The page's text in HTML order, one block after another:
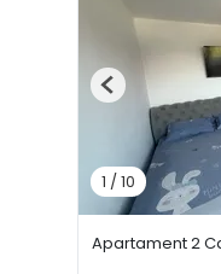
1 /10
Previous
Apartament 2